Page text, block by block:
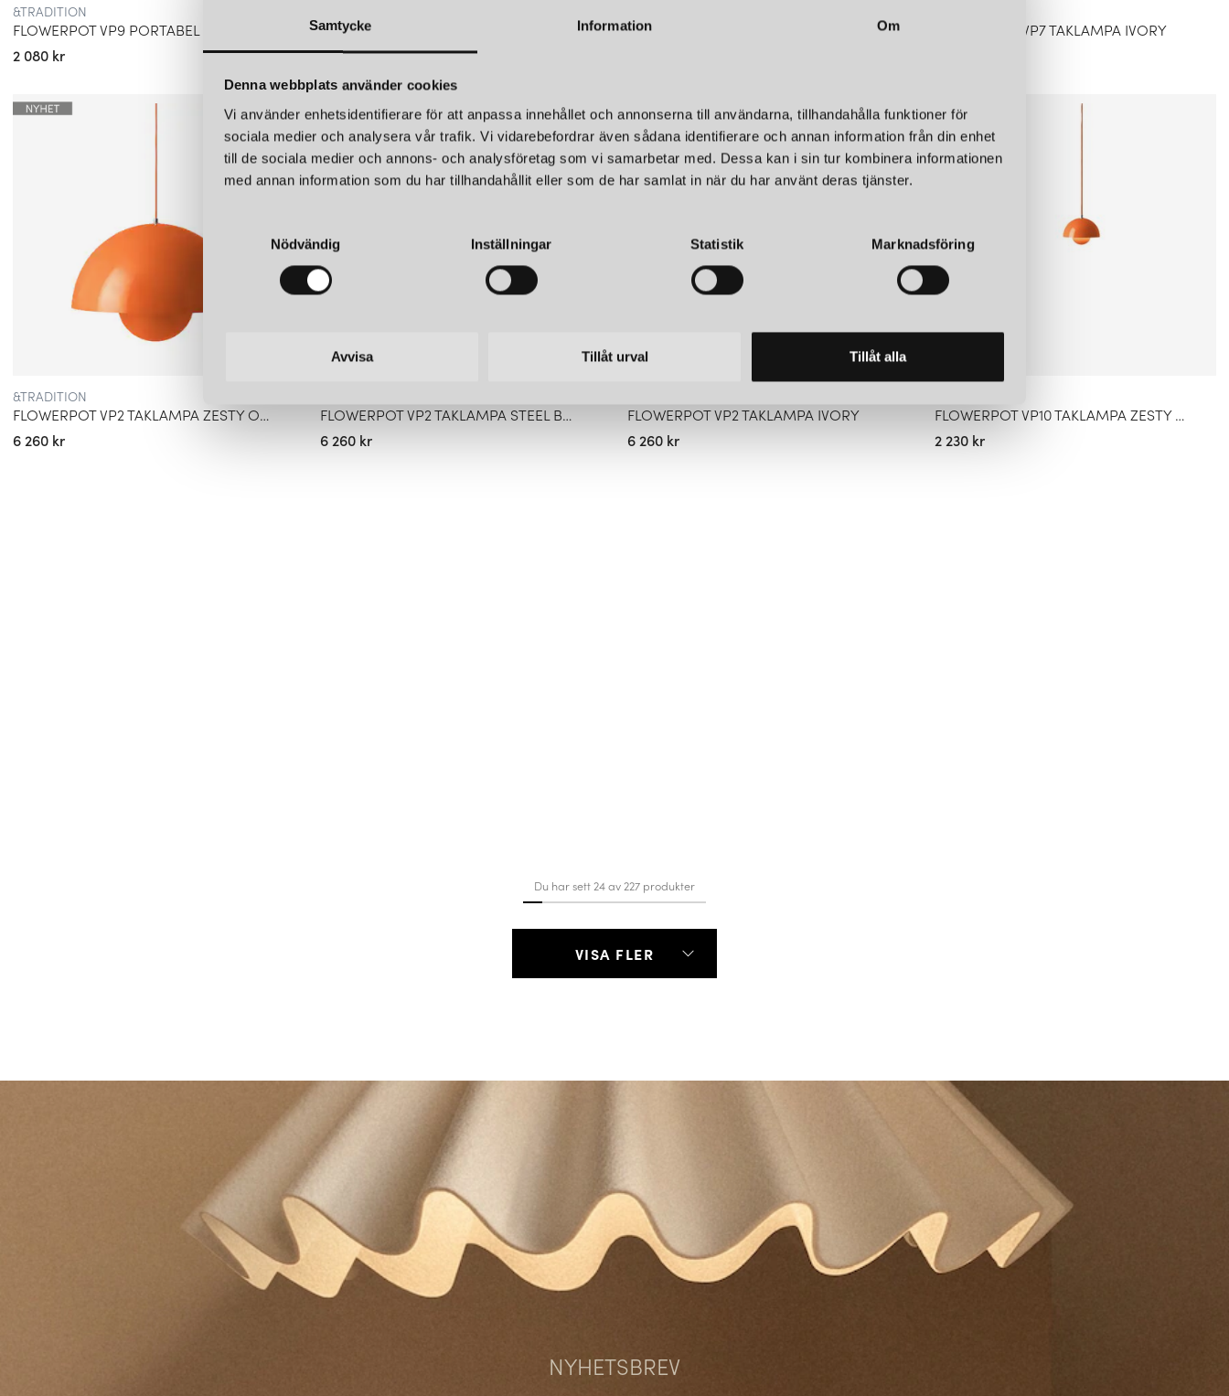
Samtycke Information Om
Denna webbplats använder cookies
Vi använder enhetsidentifierare för att anpassa innehållet och annonserna till användarna, tillhandahålla funktioner för
sociala medier och analysera vår trafik. Vi vidarebefordrar även sådana identifierare och annan information från din enhet
till de sociala medier och annons- och analysföretag som vi samarbetar med. Dessa kan i sin tur kombinera informationen
med annan information som du har tillhandahållit eller som de har samlat in när du har använt deras tjänster.
a
y
v
Nödvändig Inställningar Statistik Marknadsföring
Avvisa Tillåt urval Tillåt alla
&TRADITION
2 080 kr
4 320 kr
FLOWERPOT VP7 TAKLAMPA STEEL BLUE
FLOWERPOT VP7 TAKLAMPA IVORY
&TRADITION
FLOWERPOT VP2 TAKLAMPA ZESTY ORANGE
6 260 kr
FLOWERPOT VP2 TAKLAMPA STEEL BLUE
6 260 kr
FLOWERPOT VP2 TAKLAMPA IVORY
6 260 kr
FLOWERPOT VP10 TAKLAMPA ZESTY ORANGE
2 230 kr
Du har sett 24 av 227 produkter
VISA FLER
NYHETSBREV